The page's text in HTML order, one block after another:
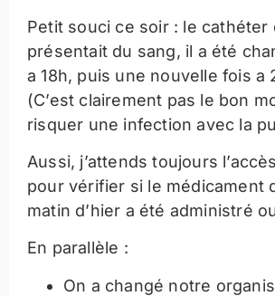
Petit souci ce soir : le cathéter
présentait du sang, il a été
a 18h, puis une nouvelle fois a
(C’est clairement pas le bon
risquer une infection avec la
Aussi, j’attends toujours
pour vérifier si le médicament
matin d’hier a été administré
En parallèle :
On a changé notre